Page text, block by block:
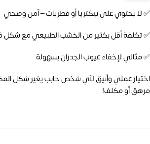
✅ لا يحتوي على بيكتريا أو فطريات – آمن وصحي
✅ تكلفة أقل بكثير من الخشب الطبيعي مع
✅ مثالي لإخفاء عيوب الجدران بسهولة
اختيار عملي وأنيق لأي شخص حابب يغير شكل
مرهق أو مكلف!